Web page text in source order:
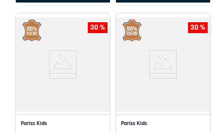
30 %
Pariss Kids
30 %
Pariss Kids